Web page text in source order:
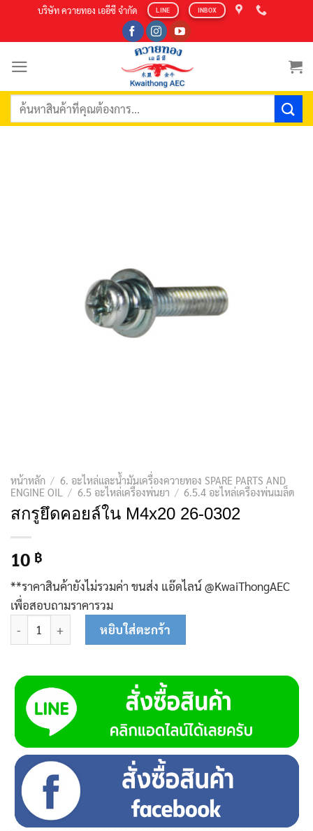
content
บริษัท ควายทอง เออีซี จำกัด LINE INBOX
ค้นหา:
หน้าหลัก / 6. อะไหล่และน้ำมันเครื่องควายทอง SPARE PARTS AND
ENGINE OIL
/ 6.5 อะไหล่เครื่องพ่นยา / 6.5.4 อะไหล่เครื่องพ่นเมล็ด
สกรูยึดคอยล์ใน M4x20 26-0302
10 ฿
**ราคาสินค้ายังไม่รวมค่า ขนส่ง แอ๊ดไลน์ @KwaiThongAEC
เพื่อสอบถามราคารวม
จำนวน สกรูยึดคอยล์ใน M4x20 26-0302 ชิ้น
หยิบใส่ตะกร้า